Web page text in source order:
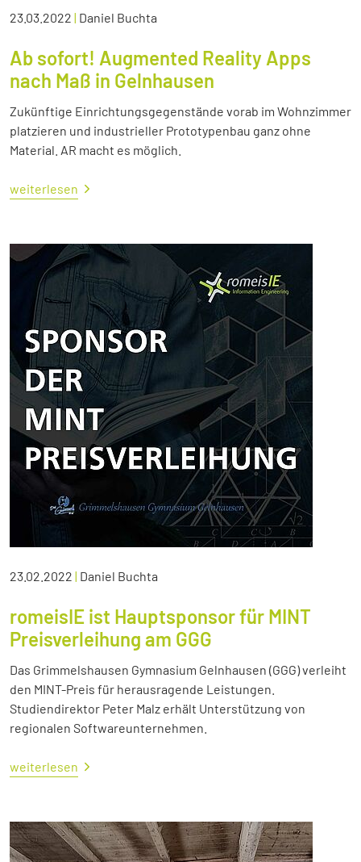
23.03.2022 | Daniel Buchta
Ab sofort! Augmented Reality Apps
nach Maß in Gelnhausen
Zukünftige Einrichtungsgegenstände vorab im Wohnzimmer
platzieren und industrieller Prototypenbau ganz ohne
Material. AR macht es möglich.
weiterlesen
23.02.2022 | Daniel Buchta
romeisIE ist Hauptsponsor für MINT
Preisverleihung am GGG
Das Grimmelshausen Gymnasium Gelnhausen (GGG) verleiht
den MINT-Preis für herausragende Leistungen.
Studiendirektor Peter Malz erhält Unterstützung von
regionalen Softwareunternehmen.
weiterlesen